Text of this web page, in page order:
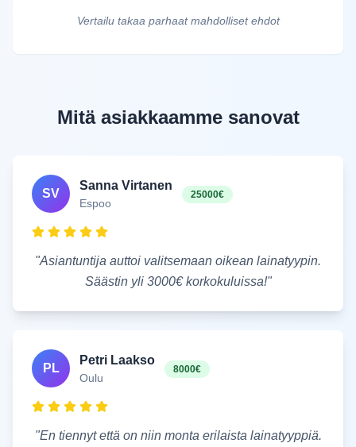
Vertailu takaa parhaat mahdolliset ehdot
Mitä asiakkaamme sanovat
SV
Sanna Virtanen
Espoo
25000€
"Asiantuntija auttoi valitsemaan oikean lainatyypin.
Säästin yli 3000€ korkokuluissa!"
PL
Petri Laakso
Oulu
8000€
"En tiennyt että on niin monta erilaista lainatyyppiä.